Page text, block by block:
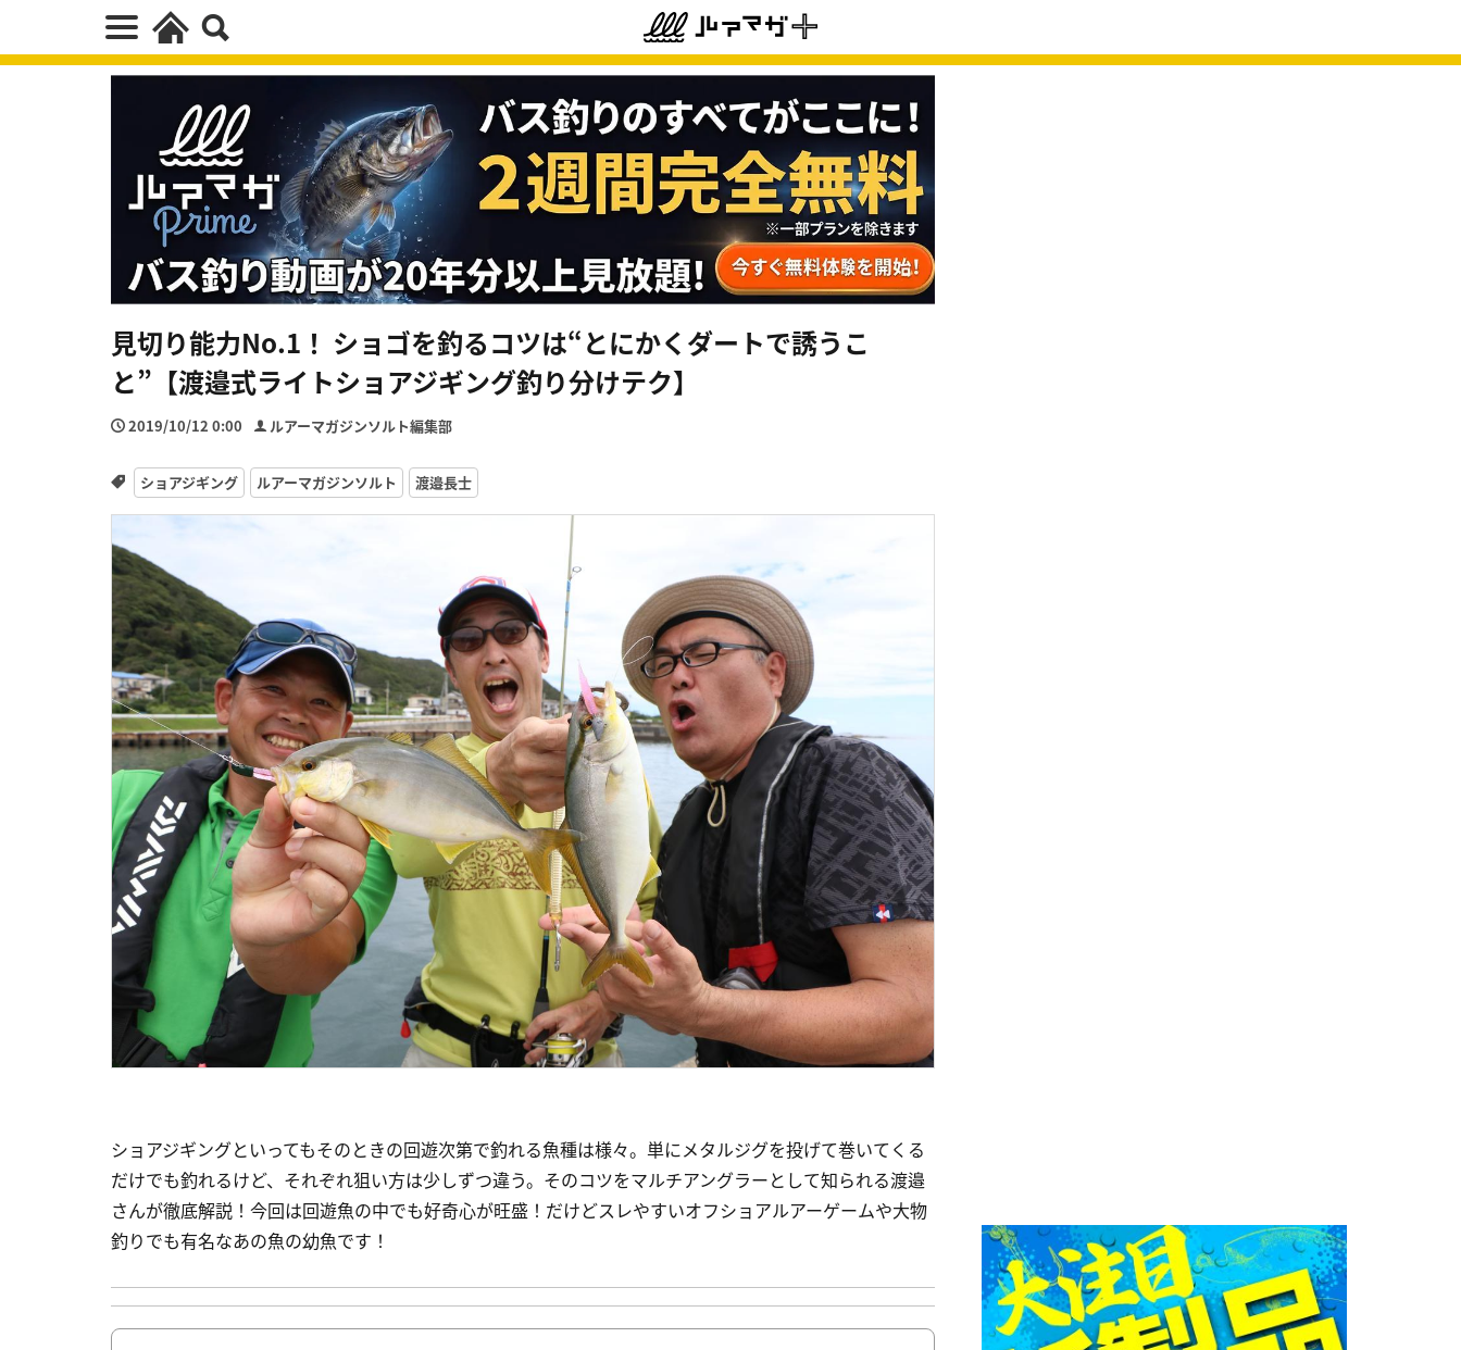
見切り能力No.1！ ショゴを釣るコツは“とにかくダートで誘うこ
と”【渡邉式ライトショアジギング釣り分けテク】
2019/10/12 0:00 ルアーマガジンソルト編集部
ショアジギング ルアーマガジンソルト 渡邉長士
ショアジギングといってもそのときの回遊次第で釣れる魚種は様々。単にメタルジグを投げて巻いてくる
だけでも釣れるけど、それぞれ狙い方は少しずつ違う。そのコツをマルチアングラーとして知られる渡邉
さんが徹底解説！今回は回遊魚の中でも好奇心が旺盛！だけどスレやすいオフショアルアーゲームや大物
釣りでも有名なあの魚の幼魚です！